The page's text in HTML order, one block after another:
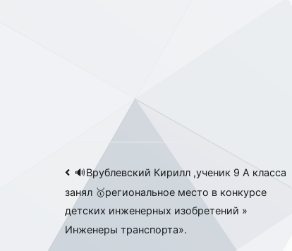
Навигация
по
записям
🔊Врублевский Кирилл ,ученик 9 А класса
занял 🥇региональное место в конкурсе
детских инженерных изобретений »
Инженеры транспорта».